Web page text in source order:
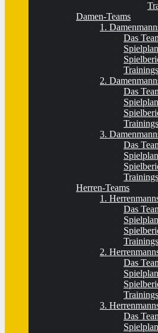
Damen-Teams
1.
Das
Spielplan
2.
Das
Spielplan
3.
Das
Spielplan
Herren-Teams
1.
Das
Spielplan
2.
Das
Spielplan
3.
Das
Spielplan